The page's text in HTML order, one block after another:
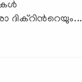
ദിക്റിന്‍റെയും...